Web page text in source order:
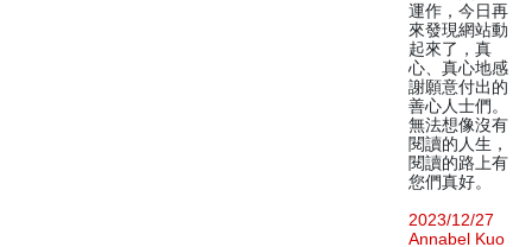
運作，今日再
來發現網站動
起來了，真
心、真心地感
謝願意付出的
善心人士們。
無法想像沒有
閱讀的人生，
閱讀的路上有
您們真好。
2023/12/27
Annabel Kuo